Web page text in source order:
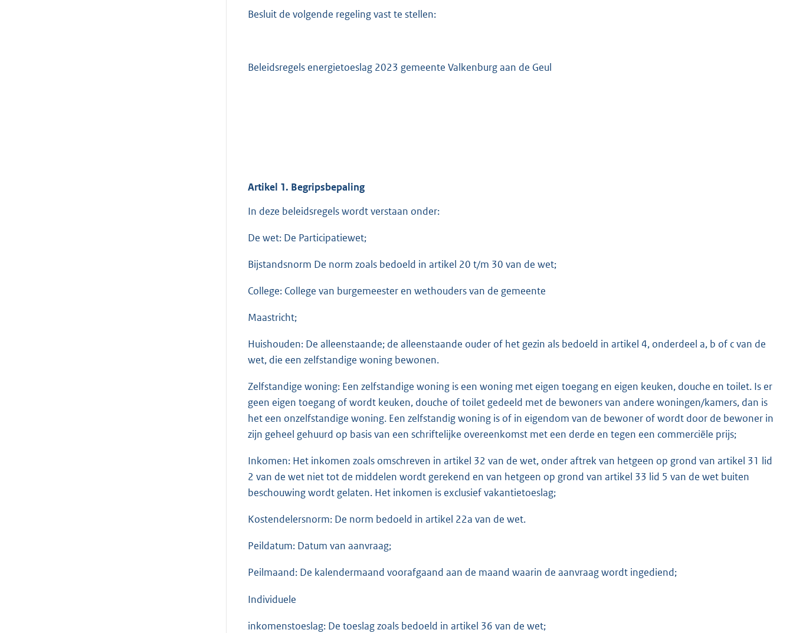
Besluit de volgende regeling vast te stellen:
Beleidsregels energietoeslag 2023 gemeente Valkenburg aan de Geul
Artikel 1. Begripsbepaling
In deze beleidsregels wordt verstaan onder:
De wet: De Participatiewet;
Bijstandsnorm De norm zoals bedoeld in artikel 20 t/m 30 van de wet;
College: College van burgemeester en wethouders van de gemeente
Maastricht;
Huishouden: De alleenstaande; de alleenstaande ouder of het gezin als bedoeld in artikel 4, onderdeel a, b of c van de
wet, die een zelfstandige woning bewonen.
Zelfstandige woning: Een zelfstandige woning is een woning met eigen toegang en eigen keuken, douche en toilet. Is er
geen eigen toegang of wordt keuken, douche of toilet gedeeld met de bewoners van andere woningen/kamers, dan is
het een onzelfstandige woning. Een zelfstandig woning is of in eigendom van de bewoner of wordt door de bewoner in
zijn geheel gehuurd op basis van een schriftelijke overeenkomst met een derde en tegen een commerciële prijs;
Inkomen: Het inkomen zoals omschreven in artikel 32 van de wet, onder aftrek van hetgeen op grond van artikel 31 lid
2 van de wet niet tot de middelen wordt gerekend en van hetgeen op grond van artikel 33 lid 5 van de wet buiten
beschouwing wordt gelaten. Het inkomen is exclusief vakantietoeslag;
Kostendelersnorm: De norm bedoeld in artikel 22a van de wet.
Peildatum: Datum van aanvraag;
Peilmaand: De kalendermaand voorafgaand aan de maand waarin de aanvraag wordt ingediend;
Individuele
inkomenstoeslag: De toeslag zoals bedoeld in artikel 36 van de wet;